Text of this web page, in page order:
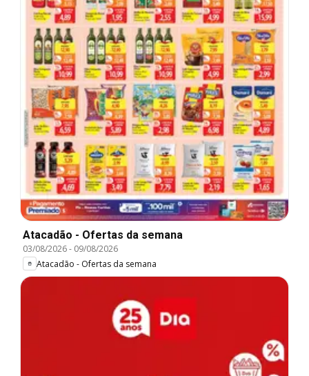
Atacadão - Ofertas da semana
03/08/2026- 09/08/2026
Atacadão - Ofertas da semana